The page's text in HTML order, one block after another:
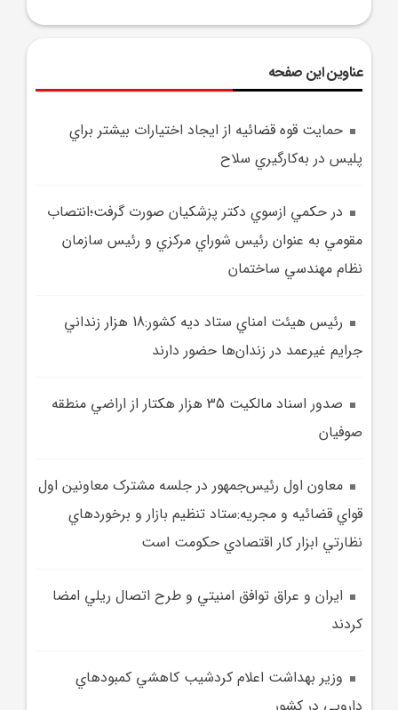
عناوین این صفحه
حمايت قوه قضائيه از ايجاد اختيارات بيشتر براي
پليس در به‌کارگيري سلاح
در حکمي ازسوي دکتر پزشکيان صورت گرفت؛انتصاب
مقومي به عنوان رئيس شوراي مرکزي و رئيس سازمان
نظام مهندسي ساختمان
رئيس هيئت امناي ستاد ديه کشور:18 هزار زنداني
جرايم غيرعمد در زندان‌ها حضور دارند
صدور اسناد مالکيت 35 هزار هکتار از اراضي منطقه
صوفيان
معاون اول رئيس‌جمهور در جلسه مشترک معاونين اول
قواي قضائيه و مجريه:ستاد تنظيم بازار و برخوردهاي
نظارتي ابزار کار اقتصادي حکومت است
ايران و عراق توافق امنيتي و طرح اتصال ريلي امضا
کردند
وزير بهداشت اعلام کردشيب کاهشي کمبودهاي